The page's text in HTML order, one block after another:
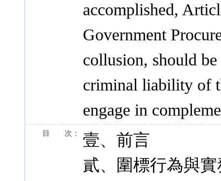
accomplished,
Government
collusion, should
criminal liability of
engage in
目 次：
壹、前言
貳、圍標行為與